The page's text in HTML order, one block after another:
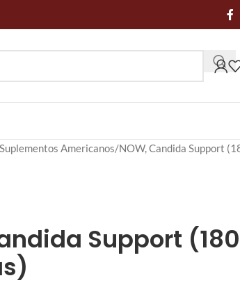
Americanos NOW, Candida Support
Support (180